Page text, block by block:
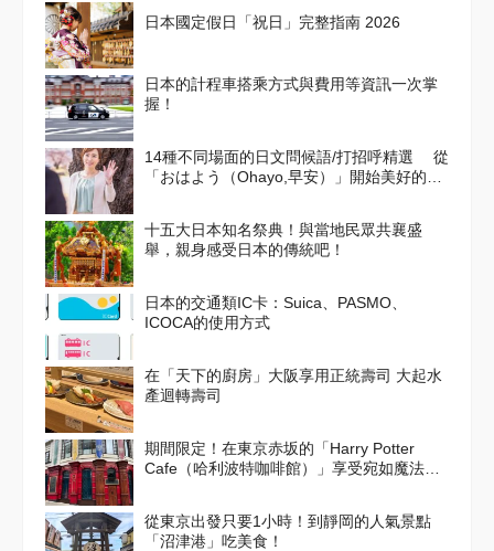
日本國定假日「祝日」完整指南 2026
日本的計程車搭乘方式與費用等資訊一次掌
握！
14種不同場面的日文問候語/打招呼精選 從
「おはよう（Ohayo,早安）」開始美好的一
十五大日本知名祭典！與當地民眾共襄盛
舉，親身感受日本的傳統吧！
日本的交通類IC卡：Suica、PASMO、
ICOCA的使用方式
在「天下的廚房」大阪享用正統壽司 大起水
產迴轉壽司
期間限定！在東京赤坂的「Harry Potter
Cafe（哈利波特咖啡館）」享受宛如魔法般
從東京出發只要1小時！到靜岡的人氣景點
「沼津港」吃美食！